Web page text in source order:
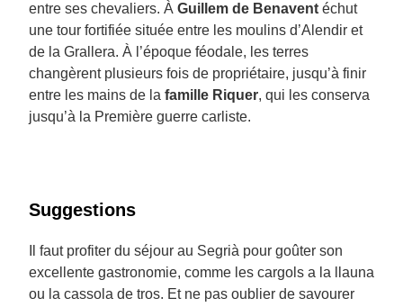
entre ses chevaliers. À Guillem de Benavent échut
une tour fortifiée située entre les moulins d’Alendir et
de la Grallera. À l’époque féodale, les terres
changèrent plusieurs fois de propriétaire, jusqu’à finir
entre les mains de la famille Riquer, qui les conserva
jusqu’à la Première guerre carliste.
Suggestions
Il faut profiter du séjour au Segrià pour goûter son
excellente gastronomie, comme les cargols a la llauna
ou la cassola de tros. Et ne pas oublier de savourer